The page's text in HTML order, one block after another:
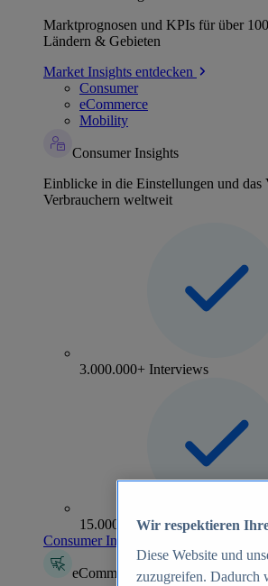
Marktprognosen und KPIs für über
Ländern & Gebieten
Market Insights entdecken
Consumer
eCommerce
Mobility
Consumer Insights
Einblicke in die Einstellungen und das
Verbrauchern weltweit
3.000.000+ Interviews
15.000+ Marken
Consumer Insights entdecken
eCommerce Insights
Wir respektieren
Diese Website und
zuzugreifen. Dadurch